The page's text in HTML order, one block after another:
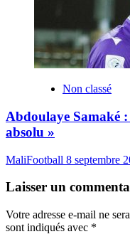
Non classé
Abdoulaye Samaké
absolu »
MaliFootball 8 septembre
Laisser un
Votre adresse e-mail ne
sont indiqués avec *